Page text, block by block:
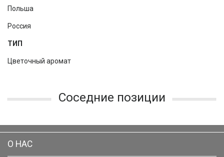
Польша
Россия
ТИП
Цветочный аромат
Соседние позиции
О НАС